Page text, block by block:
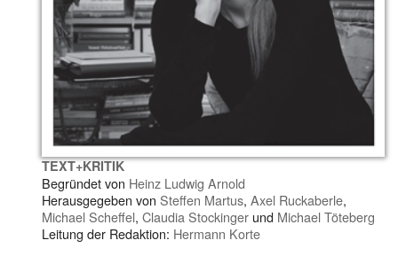
TEXT+KRITIK
Begründet von Heinz Ludwig Arnold
Herausgegeben von Steffen Martus, Axel Ruckaberle,
Michael Scheffel, Claudia Stockinger und Michael Töteberg
Leitung der Redaktion: Hermann Korte